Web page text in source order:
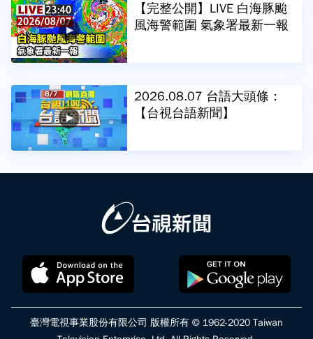
【完整公開】LIVE 白海豚颱
風海警範圍 氣象署最新一報
2026.08.07 台語大頭條：
【台視台語新聞】
臺灣電視事業股份有限公司 版權所有 © 1962-2020 Taiwan